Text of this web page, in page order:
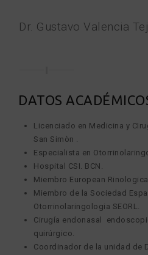
Dr. Gustavo Valencia
DATOS
Licenciado en Medicina y
San Simòn .
Especialista en
Hospital CSI. BCN.
Miembro European
Miembro de la Sociedad
Otorrinolaringologia SEORL.
Cirugía endonasal
quirúrgico.
Coordinador de la unidad de